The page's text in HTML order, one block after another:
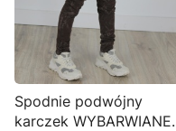
Spodnie podwójny
karczek WYBARWIANE